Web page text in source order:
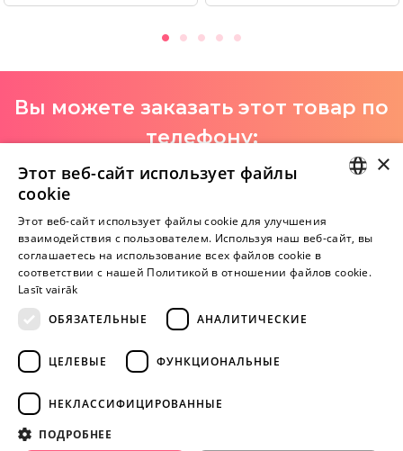
Вы можете заказать этот товар по
телефону:
+371 29 994 357
Пока нет отзывов
Будь первым!
Напишите отзыв и ПОЛУЧИТЕ ПОДАРОК!
Внимание! Yesyes.lv содержит откровенную сексуальную
информацию и изо.
RUSSIAN
×
Этот веб-сайт использует файлы
cookie
Этот веб-сайт использует файлы cookie для улучшения
взаимодействия с пользователем. Используя наш веб-сайт, вы
соглашаетесь на использование всех файлов cookie в
соответствии с нашей Политикой в ​​отношении файлов cookie.
Lasīt vairāk
ОБЯЗАТЕЛЬНЫЕ
АНАЛИТИЧЕСКИЕ
ЦЕЛЕВЫЕ ФУНКЦИОНАЛЬНЫЕ
НЕКЛАССИФИЦИРОВАННЫЕ
ПОДРОБНЕЕ